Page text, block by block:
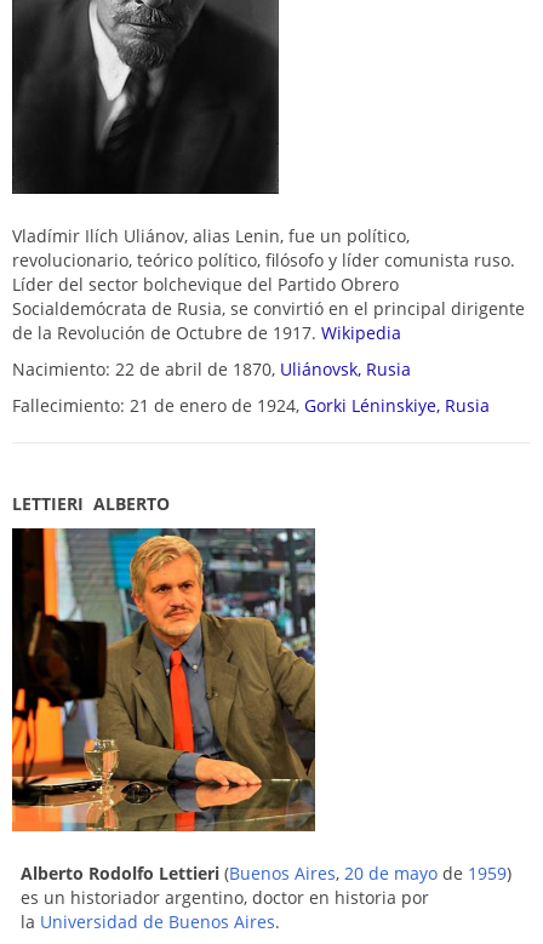
Vladímir Ilích Uliánov, alias Lenin​, fue un político,
revolucionario, teórico político, filósofo y líder comunista ruso.
Líder del sector bolchevique del Partido Obrero
Socialdemócrata de Rusia, se convirtió en el principal dirigente
de la Revolución de Octubre de 1917. Wikipedia
Nacimiento: 22 de abril de 1870, Uliánovsk, Rusia
Fallecimiento: 21 de enero de 1924, Gorki Léninskiye, Rusia
LETTIERI ALBERTO
Alberto Rodolfo Lettieri (Buenos Aires, 20 de mayo de 1959)
es un historiador argentino, doctor en historia por
la Universidad de Buenos Aires.